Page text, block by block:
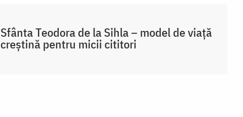
Sfânta Teodora de la Sihla – model de viaţă
creştină pentru micii cititori